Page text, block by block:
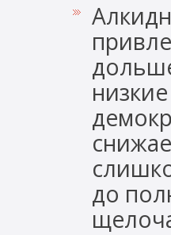
до